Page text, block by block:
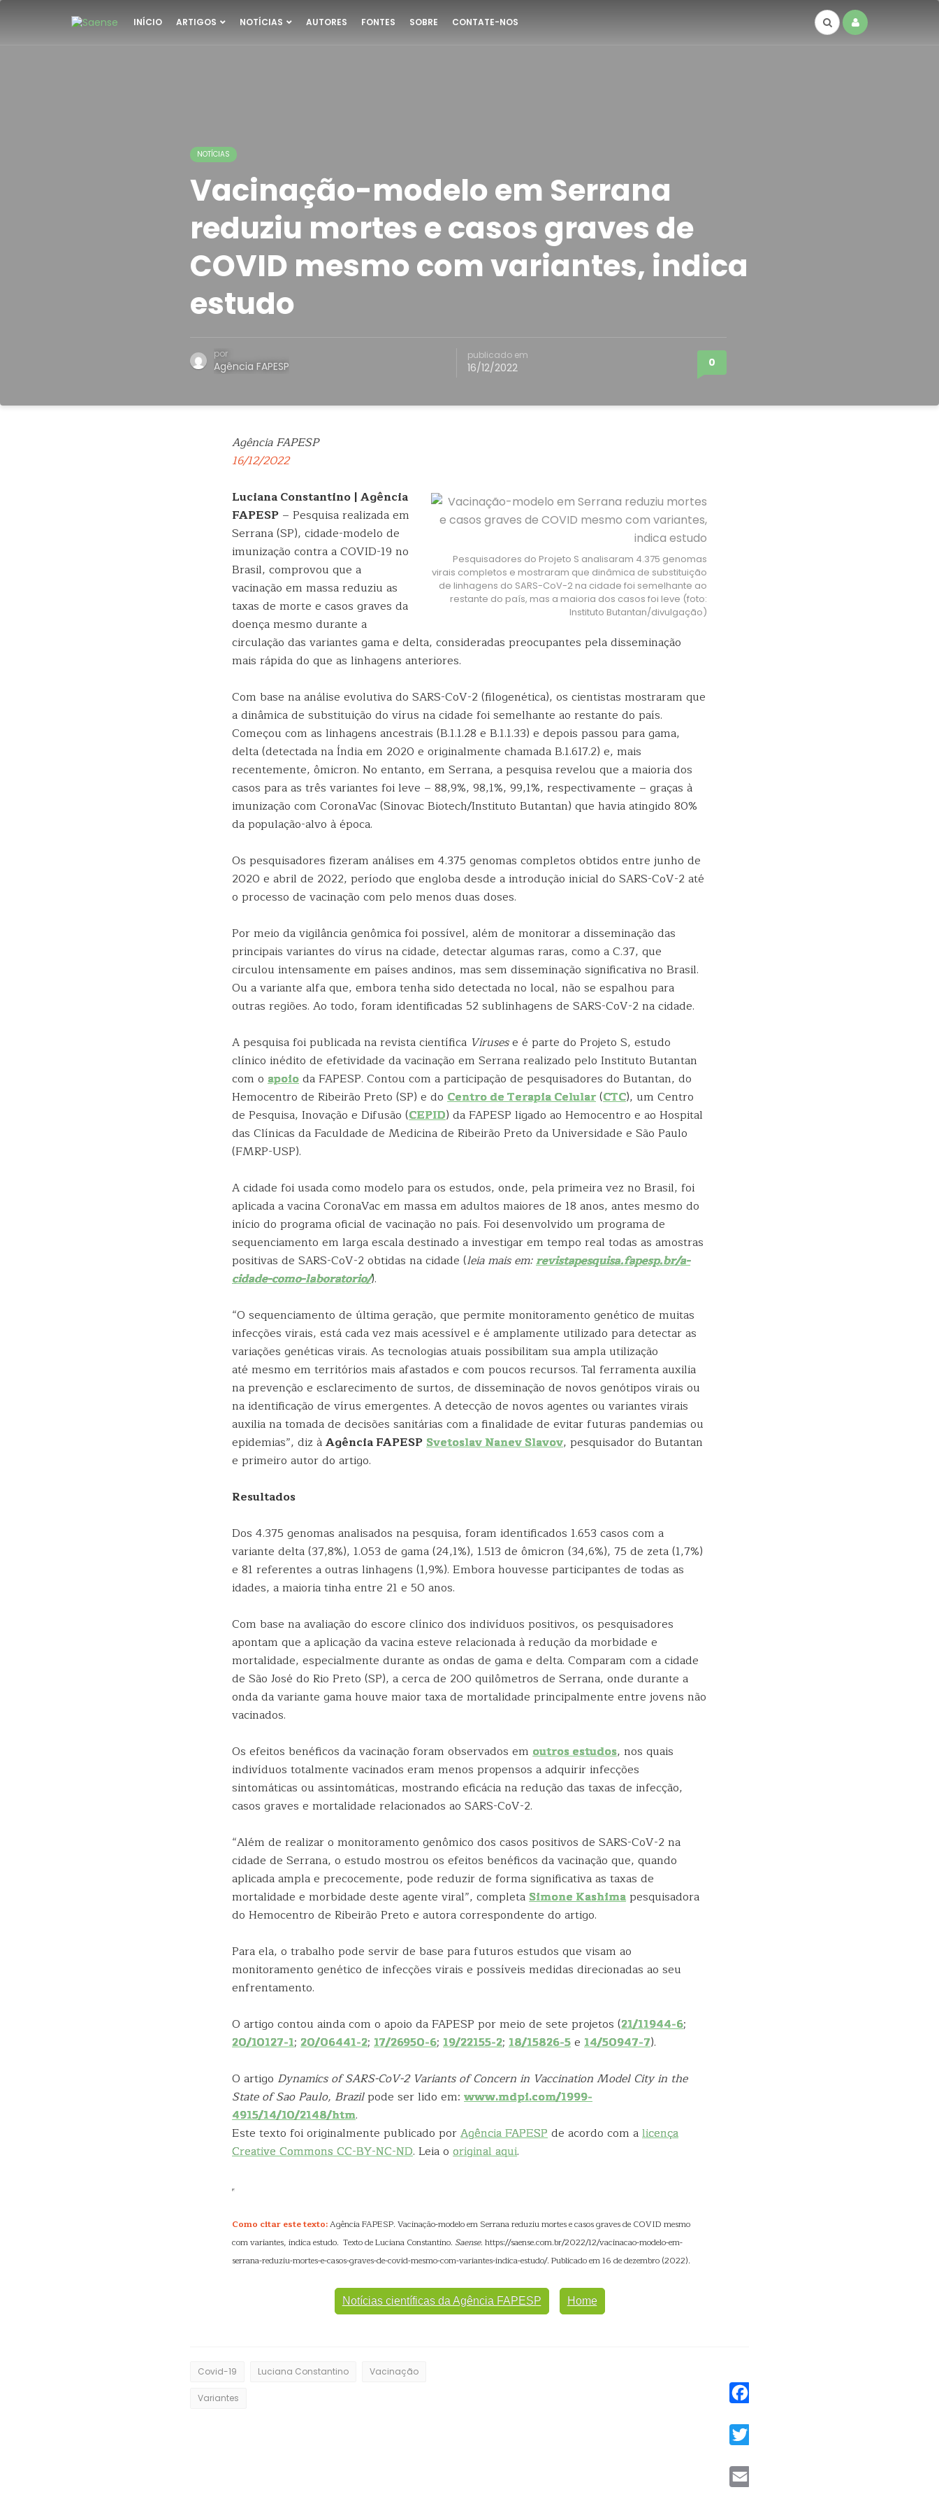
INÍCIO ARTIGOS NOTÍCIAS AUTORES FONTES SOBRE CONTATE-NOS
NOTÍCIAS
Vacinação-modelo em Serrana
reduziu mortes e casos graves de
COVID mesmo com variantes, indica
estudo
por
Agência FAPESP
publicado em
16/12/2022 0
Agência FAPESP
16/12/2022
Pesquisadores do Projeto S analisaram 4.375 genomas
virais completos e mostraram que dinâmica de substituição
de linhagens do SARS-CoV-2 na cidade foi semelhante ao
restante do país, mas a maioria dos casos foi leve (foto:
Instituto Butantan/divulgação)
Luciana Constantino | Agência
FAPESP – Pesquisa realizada em
Serrana (SP), cidade-modelo de
imunização contra a COVID-19 no
Brasil, comprovou que a
vacinação em massa reduziu as
taxas de morte e casos graves da
doença mesmo durante a
circulação das variantes gama e delta, consideradas preocupantes pela disseminação
mais rápida do que as linhagens anteriores.
Com base na análise evolutiva do SARS-CoV-2 (filogenética), os cientistas mostraram que
a dinâmica de substituição do vírus na cidade foi semelhante ao restante do país.
Começou com as linhagens ancestrais (B.1.1.28 e B.1.1.33) e depois passou para gama,
delta (detectada na Índia em 2020 e originalmente chamada B.1.617.2) e, mais
recentemente, ômicron. No entanto, em Serrana, a pesquisa revelou que a maioria dos
casos para as três variantes foi leve – 88,9%, 98,1%, 99,1%, respectivamente – graças à
imunização com CoronaVac (Sinovac Biotech/Instituto Butantan) que havia atingido 80%
da população-alvo à época.
Os pesquisadores fizeram análises em 4.375 genomas completos obtidos entre junho de
2020 e abril de 2022, período que engloba desde a introdução inicial do SARS-CoV-2 até
o processo de vacinação com pelo menos duas doses.
Por meio da vigilância genômica foi possível, além de monitorar a disseminação das
principais variantes do vírus na cidade, detectar algumas raras, como a C.37, que
circulou intensamente em países andinos, mas sem disseminação significativa no Brasil.
Ou a variante alfa que, embora tenha sido detectada no local, não se espalhou para
outras regiões. Ao todo, foram identificadas 52 sublinhagens de SARS-CoV-2 na cidade.
A pesquisa foi publicada na revista científica Virusese é parte do Projeto S, estudo
clínico inédito de efetividade da vacinação em Serrana realizado pelo Instituto Butantan
com o apoioda FAPESP. Contou com a participação de pesquisadores do Butantan, do
Hemocentro de Ribeirão Preto (SP) e do Centro de Terapia Celular(CTC), um Centro
de Pesquisa, Inovação e Difusão (CEPID) da FAPESP ligado ao Hemocentro e ao Hospital
das Clínicas da Faculdade de Medicina de Ribeirão Preto da Universidade e São Paulo
(FMRP-USP).
A cidade foi usada como modelo para os estudos, onde, pela primeira vez no Brasil, foi
aplicada a vacina CoronaVac em massa em adultos maiores de 18 anos, antes mesmo do
início do programa oficial de vacinação no país. Foi desenvolvido um programa de
sequenciamento em larga escala destinado a investigar em tempo real todas as amostras
positivas de SARS-CoV-2 obtidas na cidade (leia mais em:revistapesquisa.fapesp.br/a-
cidade-como-laboratorio/).
“O sequenciamento de última geração, que permite monitoramento genético de muitas
infecções virais, está cada vez mais acessível e é amplamente utilizado para detectar as
variações genéticas virais. As tecnologias atuais possibilitam sua ampla utilização
até mesmo em territórios mais afastados e com poucos recursos. Tal ferramenta auxilia
na prevenção e esclarecimento de surtos, de disseminação de novos genótipos virais ou
na identificação de vírus emergentes. A detecção de novos agentes ou variantes virais
auxilia na tomada de decisões sanitárias com a finalidade de evitar futuras pandemias ou
epidemias”, diz àAgência FAPESPSvetoslav Nanev Slavov, pesquisador do Butantan
e primeiro autor do artigo.
Resultados
Dos 4.375 genomas analisados na pesquisa, foram identificados 1.653 casos com a
variante delta (37,8%), 1.053 de gama (24,1%), 1.513 de ômicron (34,6%), 75 de zeta (1,7%)
e 81 referentes a outras linhagens (1,9%). Embora houvesse participantes de todas as
idades, a maioria tinha entre 21 e 50 anos.
Com base na avaliação do escore clínico dos indivíduos positivos, os pesquisadores
apontam que a aplicação da vacina esteve relacionada à redução da morbidade e
mortalidade, especialmente durante as ondas de gama e delta. Comparam com a cidade
de São José do Rio Preto (SP), a cerca de 200 quilômetros de Serrana, onde durante a
onda da variante gama houve maior taxa de mortalidade principalmente entre jovens não
vacinados.
Os efeitos benéficos da vacinação foram observados em outros estudos, nos quais
indivíduos totalmente vacinados eram menos propensos a adquirir infecções
sintomáticas ou assintomáticas, mostrando eficácia na redução das taxas de infecção,
casos graves e mortalidade relacionados ao SARS-CoV-2.
“Além de realizar o monitoramento genômico dos casos positivos de SARS-CoV-2 na
cidade de Serrana, o estudo mostrou os efeitos benéficos da vacinação que, quando
aplicada ampla e precocemente, pode reduzir de forma significativa as taxas de
mortalidade e morbidade deste agente viral”, completaSimone Kashimapesquisadora
do Hemocentro de Ribeirão Preto e autora correspondente do artigo.
Para ela, o trabalho pode servir de base para futuros estudos que visam ao
monitoramento genético de infecções virais e possíveis medidas direcionadas ao seu
enfrentamento.
O artigo contou ainda com o apoio da FAPESP por meio de sete projetos (21/11944-6;
20/10127-1; 20/06441-2; 17/26950-6; 19/22155-2; 18/15826-5e 14/50947-7).
O artigo Dynamics of SARS-CoV-2 Variants of Concern in Vaccination Model City in the
State of Sao Paulo, Brazilpode ser lido em: www.mdpi.com/1999-
4915/14/10/2148/htm.
Este texto foi originalmente publicado porAgência FAPESPde acordo com alicença
Creative Commons CC-BY-NC-ND. Leia o original aqui.
Como citar este texto:Agência FAPESP. Vacinação-modelo em Serrana reduziu mortes e casos graves de COVID mesmo
com variantes, indica estudo. Texto de Luciana Constantino. Saense. https://saense.com.br/2022/12/vacinacao-modelo-em-
serrana-reduziu-mortes-e-casos-graves-de-covid-mesmo-com-variantes-indica-estudo/. Publicado em 16 de dezembro (2022).
Notícias científicas da Agência FAPESP Home
Covid-19 Luciana Constantino Vacinação
Variantes